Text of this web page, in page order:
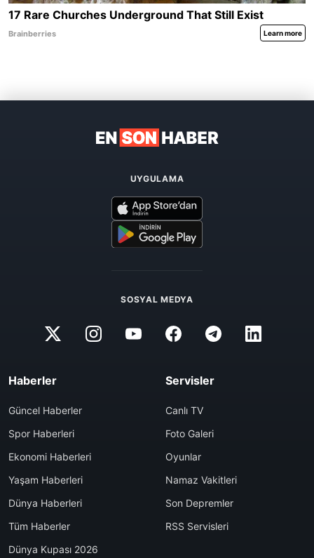
UYGULAMA
SOSYAL MEDYA
Haberler
Güncel Haberler
Spor Haberleri
Ekonomi Haberleri
Yaşam Haberleri
Dünya Haberleri
Tüm Haberler
Dünya Kupası 2026
Servisler
Canlı TV
Foto Galeri
Oyunlar
Namaz Vakitleri
Son Depremler
RSS Servisleri